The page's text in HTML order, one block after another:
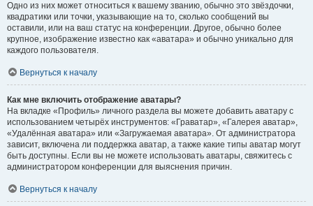
Одно из них может относиться к вашему званию, обычно это звёздочки,
квадратики или точки, указывающие на то, сколько сообщений вы
оставили, или на ваш статус на конференции. Другое, обычно более
крупное, изображение известно как «аватара» и обычно уникально для
каждого пользователя.
Вернуться к началу
Как мне включить отображение аватары?
На вкладке «Профиль» личного раздела вы можете добавить аватару с
использованием четырёх инструментов: «Граватар», «Галерея аватар»,
«Удалённая аватара» или «Загружаемая аватара». От администратора
зависит, включена ли поддержка аватар, а также какие типы аватар могут
быть доступны. Если вы не можете использовать аватары, свяжитесь с
администратором конференции для выяснения причин.
Вернуться к началу